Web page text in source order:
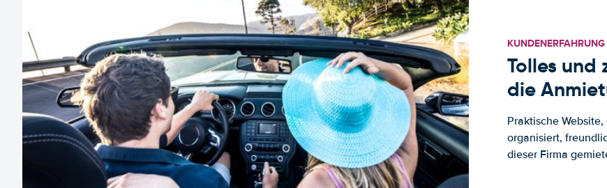
KUNDENERFAHRUNG
Tolles und
die
Praktische
organisiert,
dieser Firma